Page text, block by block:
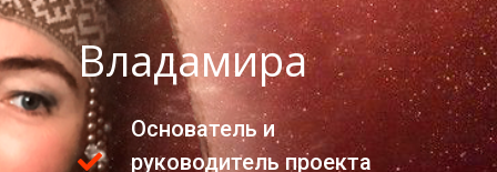
Владамира
Основатель и
руководитель проекта